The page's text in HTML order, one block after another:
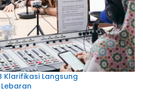
Klarifikasi Langsung